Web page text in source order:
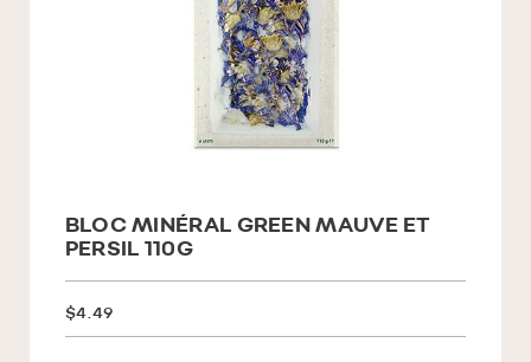
BLOC MINÉRAL GREEN MAUVE ET
PERSIL 110G
$4.49